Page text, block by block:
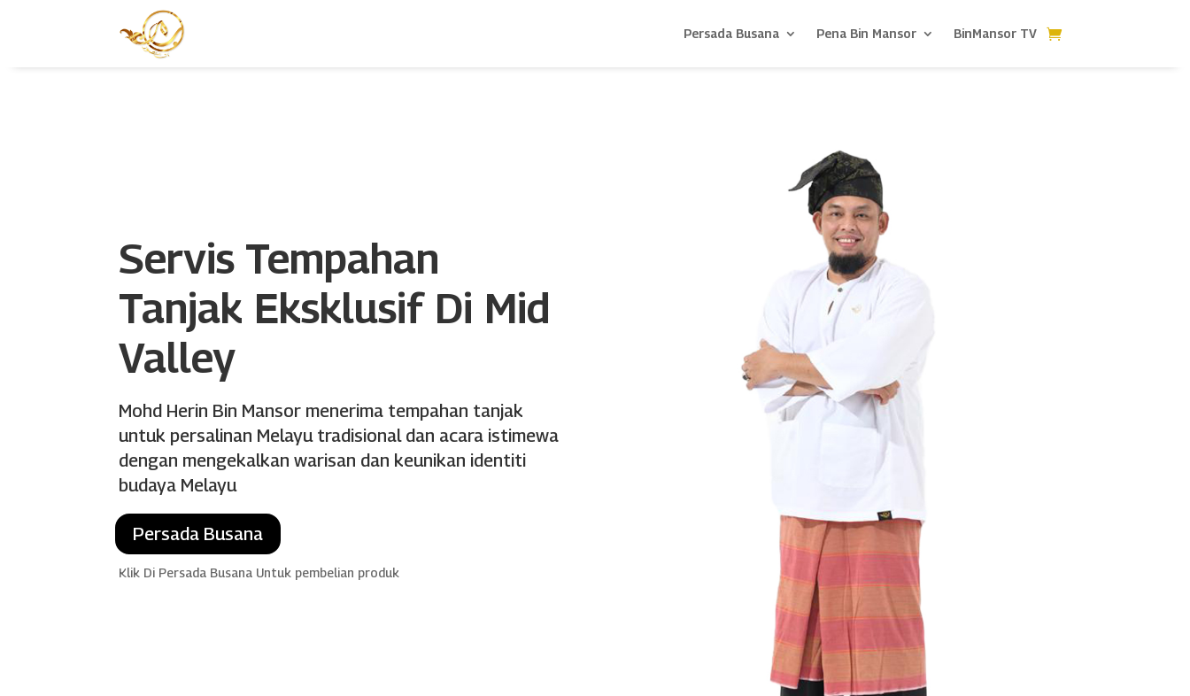
Persada Busana Pena Bin Mansor BinMansor TV
Servis Tempahan
Tanjak Eksklusif Di Mid
Valley
Mohd Herin Bin Mansor menerima tempahan tanjak
untuk persalinan Melayu tradisional dan acara istimewa
dengan mengekalkan warisan dan keunikan identiti
budaya Melayu
Persada Busana
Klik Di Persada Busana Untuk pembelian produk